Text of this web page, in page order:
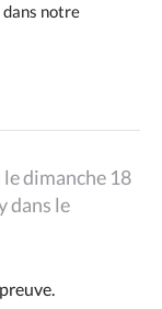
notre
le dimanche 18
dans le